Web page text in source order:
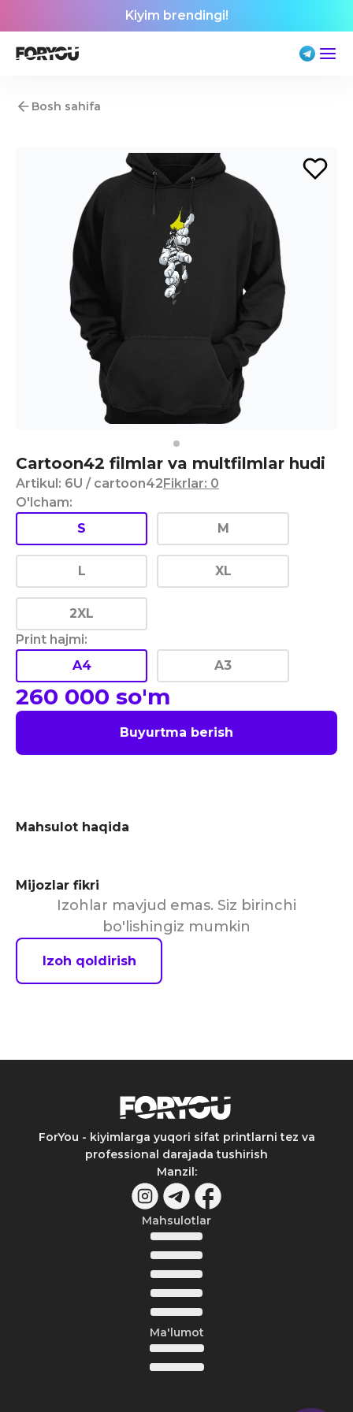
Kiyim brendingi!
Bosh sahifa
Cartoon42 filmlar va multfilmlar hudi
Artikul: 6U / cartoon42Fikrlar: 0
O'lcham:
S
M
L XL
2XL
Print hajmi:
A4
A3
260 000 so'm
Buyurtma berish
Mahsulot haqida
Mijozlar fikri
Izohlar mavjud emas. Siz birinchi
bo'lishingiz mumkin
Izoh qoldirish
ForYou - kiyimlarga yuqori sifat printlarni tez va
professional darajada tushirish
Manzil:
Mahsulotlar
Ma'lumot